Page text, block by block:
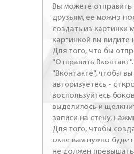
Вы можете отправить
друзьям, ее можно
создать из картинки
картинкой вы видите
Для того, что бы
"Отправить
"Вконтакте", чтобы
авторизуетесь -
воспользуйтесь
выделилось и
записи на стену,
Для того, чтобы
окне вам нужно
не должен превышать